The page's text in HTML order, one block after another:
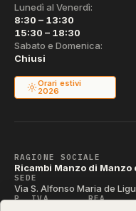
Lunedì al Venerdì:
8:30 – 13:30
15:30 – 18:30
Sabato e Domenica:
Chiusi
Orari estivi
2026
RAGIONE SOCIALE
Ricambi Manzo di Manzo
SEDE
Via S. Alfonso Maria de
P. IVA REA